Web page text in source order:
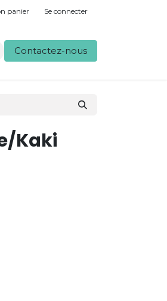
panier Se connecter
Contactez-nous
Kaki